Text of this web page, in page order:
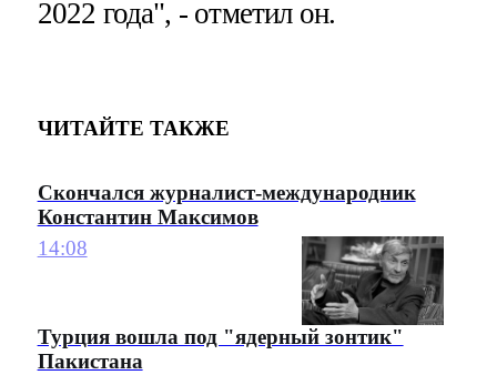
2022 года", - отметил он.
ЧИТАЙТЕ ТАКЖЕ
Скончался журналист-международник
Константин Максимов
14:08
Турция вошла под "ядерный зонтик"
Пакистана